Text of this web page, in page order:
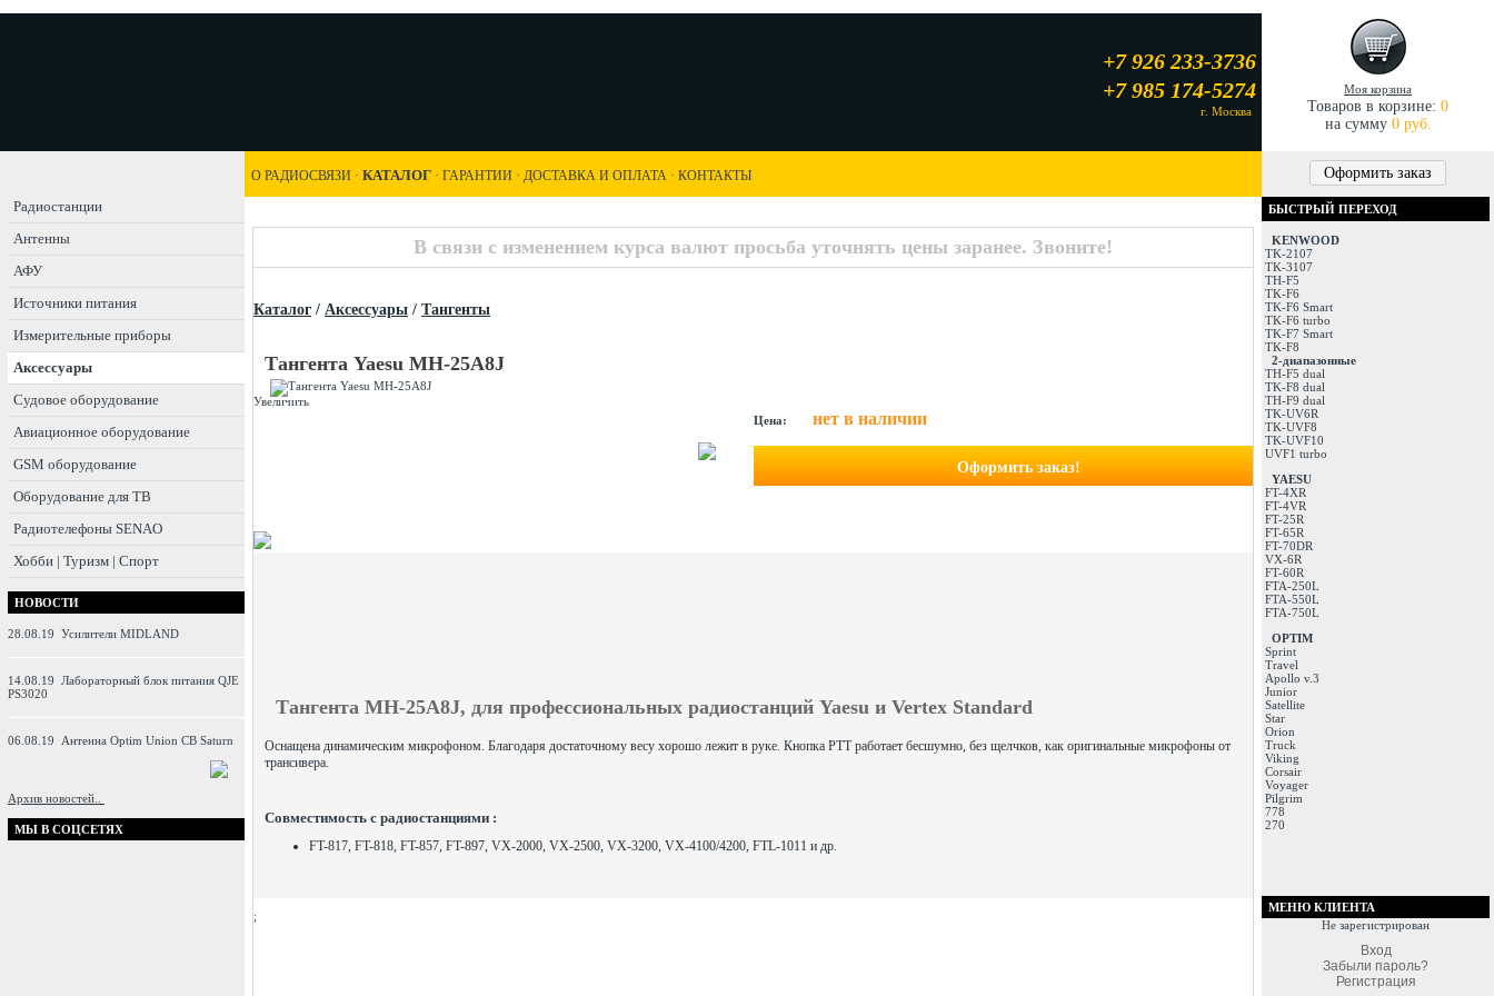
+7 926 233-3736
+7 985 174-5274
г. Москва
Моя корзина
Товаров в корзине: 0
на сумму 0 руб.
Оформить заказ
Радиостанции
Антенны
АФУ
Источники питания
Измерительные приборы
Аксессуары
Судовое оборудование
Авиационное оборудование
GSM оборудование
Оборудование для ТВ
Радиотелефоны SENAO
Хобби | Туризм | Спорт
НОВОСТИ
28.08.19 Усилители MIDLAND
14.08.19 Лабораторный блок питания QJE
PS3020
06.08.19 Антенна Optim Union CB Saturn
Архив новостей..
МЫ В СОЦСЕТЯХ
О РАДИОСВЯЗИ · КАТАЛОГ · ГАРАНТИИ · ДОСТАВКА И ОПЛАТА · КОНТАКТЫ
В связи с изменением курса валют просьба уточнять цены заранее. Звоните!
Каталог / Аксессуары / Тангенты
Тангента Yaesu MH-25A8J
Увеличить
Цена:
нет в наличии
Оформить заказ!
Тангента MH-25A8J, для профессиональных радиостанций Yaesu и Vertex Standard
Оснащена динамическим микрофоном. Благодаря достаточному весу хорошо лежит в руке. Кнопка PTT работает бесшумно, без щелчков, как оригинальные микрофоны от
трансивера.
Совместимость с радиостанциями :
FT-817, FT-818, FT-857, FT-897, VX-2000, VX-2500, VX-3200, VX-4100/4200, FTL-1011 и др.
;
БЫСТРЫЙ ПЕРЕХОД
KENWOOD
TK-2107
TK-3107
TH-F5
TK-F6
TK-F6 Smart
TK-F6 turbo
TK-F7 Smart
TK-F8
2-диапазонные
TH-F5 dual
TK-F8 dual
TH-F9 dual
TK-UV6R
TK-UVF8
TK-UVF10
UVF1 turbo
YAESU
FT-4XR
FT-4VR
FT-25R
FT-65R
FT-70DR
VX-6R
FT-60R
FTA-250L
FTA-550L
FTA-750L
OPTIM
Sprint
Travel
Apollo v.3
Junior
Satellite
Star
Orion
Truck
Viking
Corsair
Voyager
Pilgrim
778
270
МЕНЮ КЛИЕНТА
Не зарегистрирован
Вход
Забыли пароль?
Регистрация